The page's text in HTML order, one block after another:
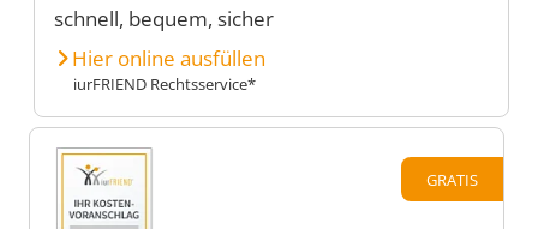
schnell, bequem, sicher
Hier online ausfüllen
iurFRIEND Rechtsservice*
GRATIS